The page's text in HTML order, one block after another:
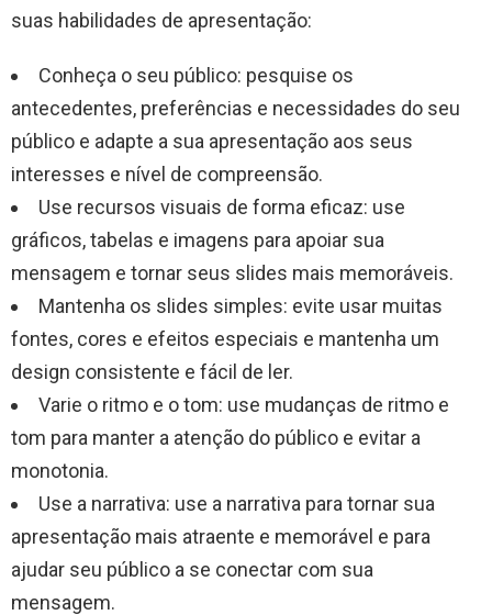
suas habilidades de apresentação:
Conheça o seu público: pesquise os
antecedentes, preferências e necessidades do seu
público e adapte a sua apresentação aos seus
interesses e nível de compreensão.
Use recursos visuais de forma eficaz: use
gráficos, tabelas e imagens para apoiar sua
mensagem e tornar seus slides mais memoráveis.
Mantenha os slides simples: evite usar muitas
fontes, cores e efeitos especiais e mantenha um
design consistente e fácil de ler.
Varie o ritmo e o tom: use mudanças de ritmo e
tom para manter a atenção do público e evitar a
monotonia.
Use a narrativa: use a narrativa para tornar sua
apresentação mais atraente e memorável e para
ajudar seu público a se conectar com sua
mensagem.